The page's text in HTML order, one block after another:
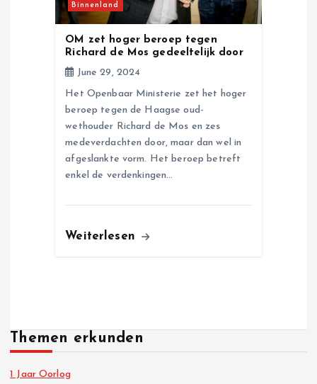
Binnenland
OM zet hoger beroep tegen
Richard de Mos gedeeltelijk door
June 29, 2024
Het Openbaar Ministerie zet het hoger
beroep tegen de Haagse oud-
wethouder Richard de Mos en zes
medeverdachten door, maar dan wel in
afgeslankte vorm. Het beroep betreft
enkel de verdenkingen…
Weiterlesen
Themen erkunden
1 Jaar Oorlog